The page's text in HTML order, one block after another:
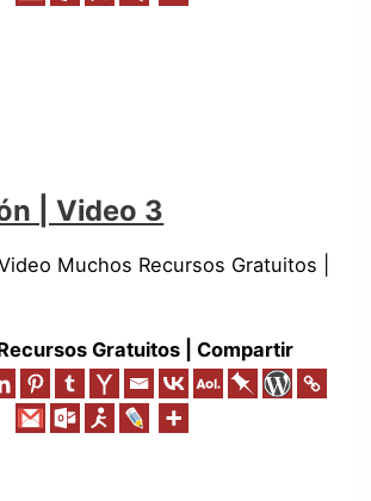
| Video 3
Muchos Recursos Gratuitos |
Gratuitos | Compartir